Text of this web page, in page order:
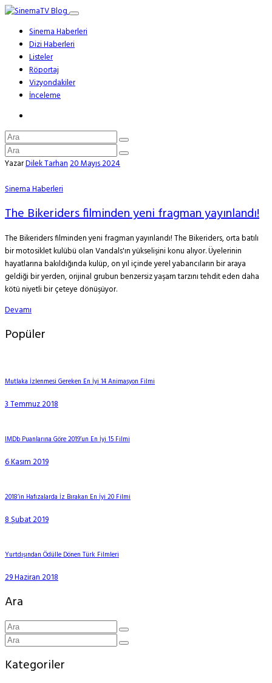
Sinema Haberleri
Dizi Haberleri
Listeler
Röportaj
Vizyondakiler
İnceleme
YazarDilek Tarhan20 Mayıs 2024
Sinema Haberleri
The Bikeriders filminden yeni fragman yayınlandı!
The Bikeriders filminden yeni fragman yayınlandı! The Bikeriders, orta batılı
bir motosiklet kulübü olan Vandals'ın yükselişini konu alıyor. Üyelerinin
hayatlarına bakıldığında kulüp, on yıl içinde yerel yabancıların bir araya
geldiği bir yerden, orijinal grubun benzersiz yaşam tarzını tehdit eden daha
kötü niyetli bir çeteye dönüşüyor.
Devamı
Popüler
Mutlaka İzlenmesi Gereken En İyi 14 Animasyon Filmi
3 Temmuz 2018
IMDb Puanlarına Göre 2019’un En İyi 15 Filmi
6 Kasım 2019
2018’in Hafızalarda İz Bırakan En İyi 20 Filmi
8 Şubat 2019
Yurtdışından Ödülle Dönen Türk Filmleri
29 Haziran 2018
Ara
Kategoriler